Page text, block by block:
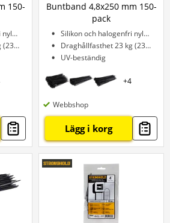
150-
Silikon och halogenfri nylon
Draghållfasthet 23 kg (230 N)
Buntband 4,8x250 mm 150-
pack
Silikon och halogenfri nylon
Draghållfasthet 23 kg (230 N)
UV-beständig
+4
Webbshop
Lägg i korg